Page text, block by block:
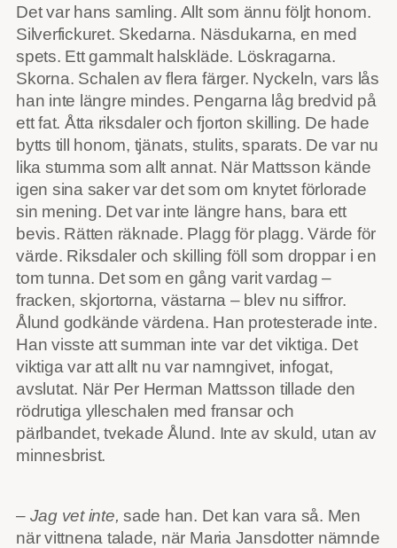
Det var hans samling. Allt som ännu följt honom.
Silverfickuret. Skedarna. Näsdukarna, en med
spets. Ett gammalt halskläde. Löskragarna.
Skorna. Schalen av flera färger. Nyckeln, vars lås
han inte längre mindes. Pengarna låg bredvid på
ett fat. Åtta riksdaler och fjorton skilling. De hade
bytts till honom, tjänats, stulits, sparats. De var nu
lika stumma som allt annat. När Mattsson kände
igen sina saker var det som om knytet förlorade
sin mening. Det var inte längre hans, bara ett
bevis. Rätten räknade. Plagg för plagg. Värde för
värde. Riksdaler och skilling föll som droppar i en
tom tunna. Det som en gång varit vardag –
fracken, skjortorna, västarna – blev nu siffror.
Ålund godkände värdena. Han protesterade inte.
Han visste att summan inte var det viktiga. Det
viktiga var att allt nu var namngivet, infogat,
avslutat. När Per Herman Mattsson tillade den
rödrutiga ylleschalen med fransar och
pärlbandet, tvekade Ålund. Inte av skuld, utan av
minnesbrist.
– Jag vet inte, sade han. Det kan vara så. Men
när vittnena talade, när Maria Jansdotter nämnde